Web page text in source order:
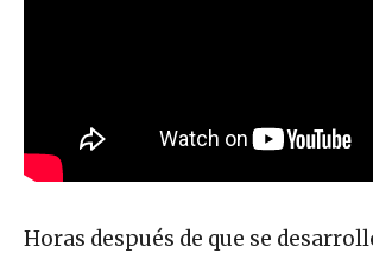
Horas después de que se